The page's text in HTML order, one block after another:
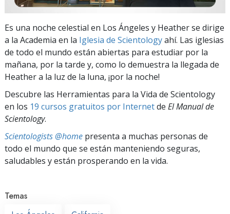
Es una noche celestial en Los Ángeles y Heather se dirige
a la Academia en la Iglesia de Scientologyahí. Las iglesias
de todo el mundo están abiertas para estudiar por la
mañana, por la tarde y, como lo demuestra la llegada de
Heather a la luz de la luna, ¡por la noche!
Descubre las Herramientas para la Vida de Scientology
en los 19 cursos gratuitos por Internetde El Manual de
Scientology.
Scientologists @home presenta a muchas personas de
todo el mundo que se están manteniendo seguras,
saludables y están prosperando en la vida.
Temas